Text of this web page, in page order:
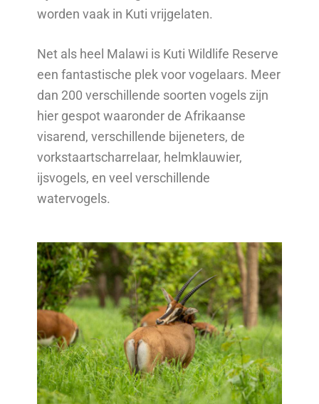
worden vaak in Kuti vrijgelaten.
Net als heel Malawi is Kuti Wildlife Reserve
een fantastische plek voor vogelaars. Meer
dan 200 verschillende soorten vogels zijn
hier gespot waaronder de Afrikaanse
visarend, verschillende bijeneters, de
vorkstaartscharrelaar, helmklauwier,
ijsvogels, en veel verschillende
watervogels.